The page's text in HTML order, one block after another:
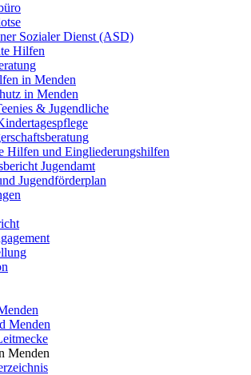
Sozialer Dienst (ASD)
Hilfen
in Menden
in Menden
& Jugendliche
Hilfen und Eingliederungshilfen
Jugendamt
Jugendförderplan
Menden
Menden